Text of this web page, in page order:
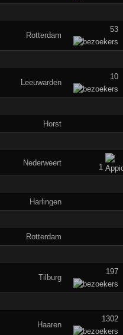
Rotterdam
53
Leeuwarden
10
Horst
Nederweert 1
Harlingen
Rotterdam
Tilburg
197
Haaren
1302